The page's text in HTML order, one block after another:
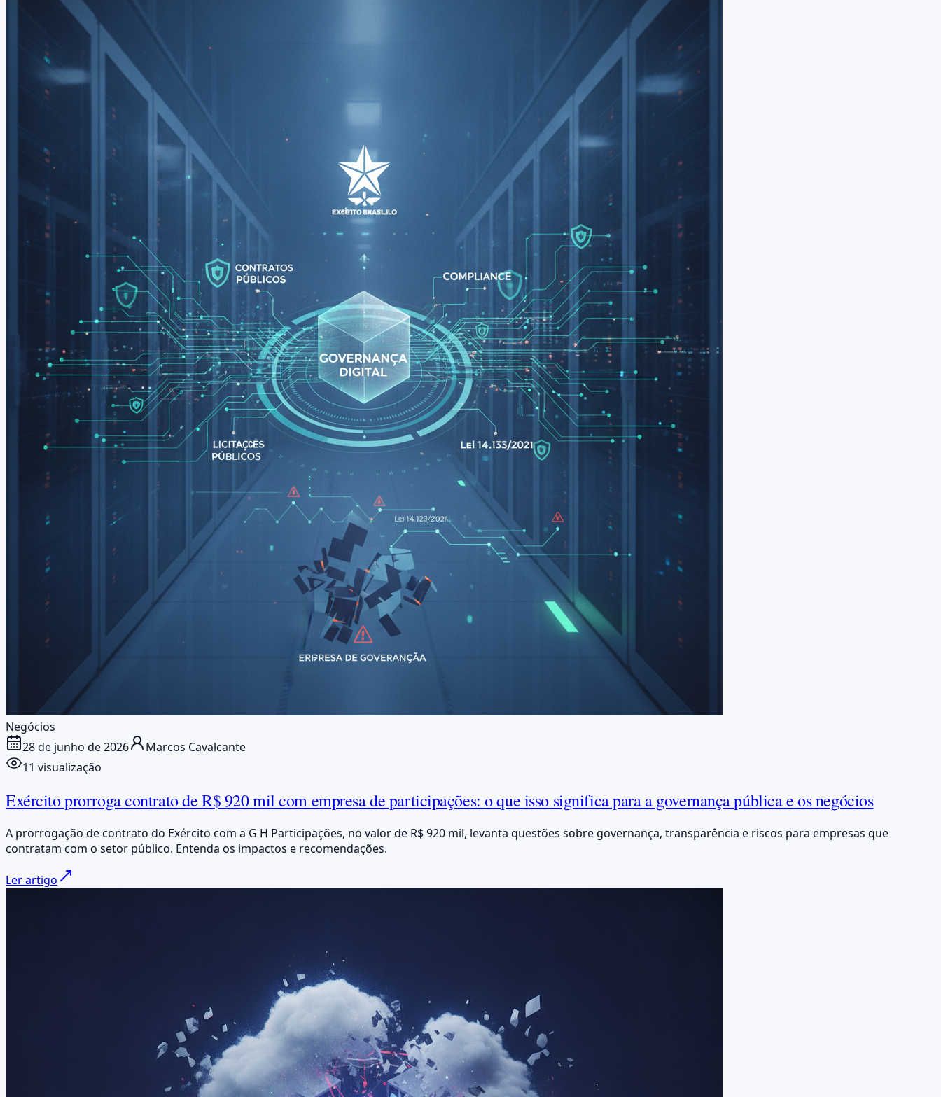
Negócios
28 de junho de 2026
Marcos Cavalcante
11 visualização
Exército prorroga contrato de R$ 920 mil com empresa de participações: o que isso significa para a governança pública e os negócios
A prorrogação de contrato do Exército com a G H Participações, no valor de R$ 920 mil, levanta questões sobre governança, transparência e riscos para empresas que
contratam com o setor público. Entenda os impactos e recomendações.
Ler artigo